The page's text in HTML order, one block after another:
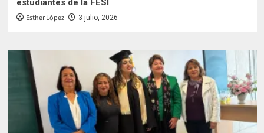
estudiantes de la FESI
Esther López 3 julio, 2026